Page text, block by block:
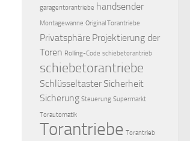
garagentorantriebe handsender
Montagewanne Original Torantriebe
Privatsphäre Projektierung der
Toren Rolling-Code schiebetorantrieb
schiebetorantriebe
Schlüsseltaster Sicherheit
Sicherung Steuerung Supermarkt
Torautomatik
Torantriebe Torantrieb